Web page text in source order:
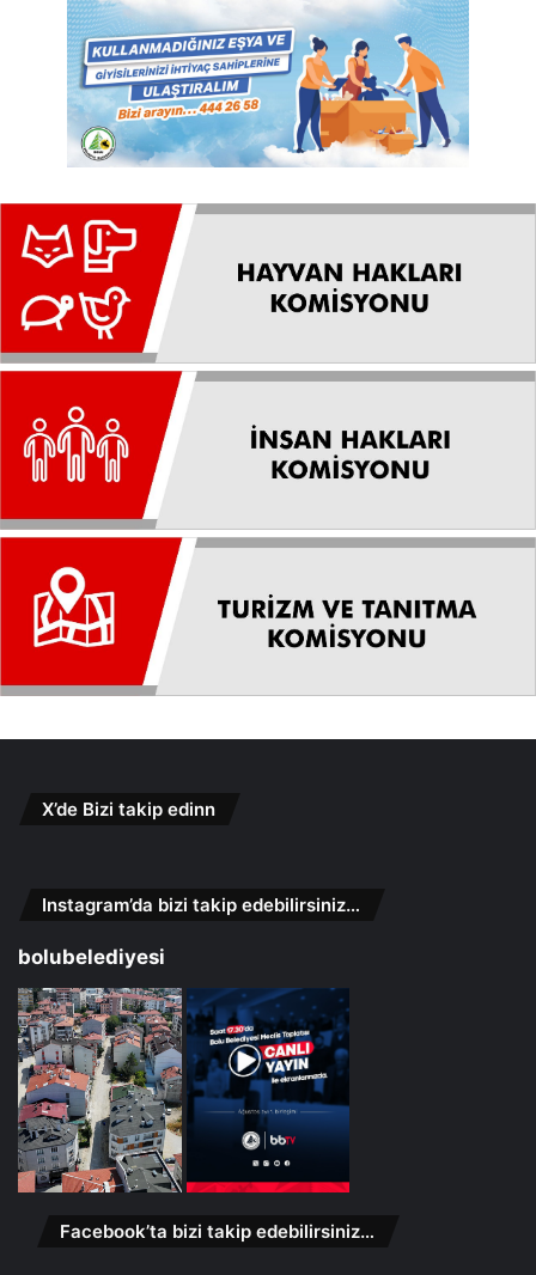
X’de Bizi takip edinn
Instagram’da bizi takip edebilirsiniz…
bolubelediyesi
Facebook’ta bizi takip edebilirsiniz…